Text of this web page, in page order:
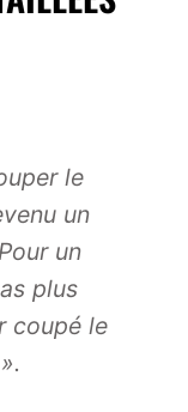
le
un
un
plus
coupé le